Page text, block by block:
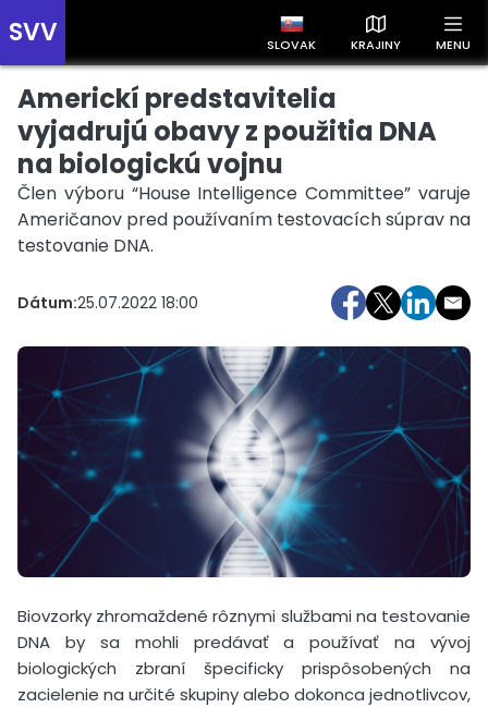
SVV SLOVAK KRAJINY MENU
Prehľad správ podľa krajín
Zobrazte si správy rozdelené podľa krajín a získajte rýchly
prehľad o dianí vo svete.
Slovensko Maďarsko
Americkí predstavitelia
vyjadrujú obavy z použitia DNA
na biologickú vojnu
Člen výboru “House Intelligence Committee” varuje
Američanov pred používaním testovacích súprav na
testovanie DNA.
Dátum:25.07.2022 18:00
Biovzorky zhromaždené rôznymi službami na testovanie
DNA by sa mohli predávať a používať na vývoj
biologických zbraní špecificky prispôsobených na
zacielenie na určité skupiny alebo dokonca jednotlivcov,